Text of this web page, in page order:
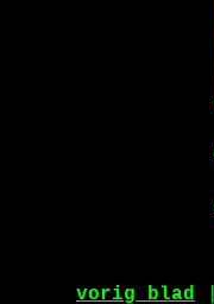
vorig blad